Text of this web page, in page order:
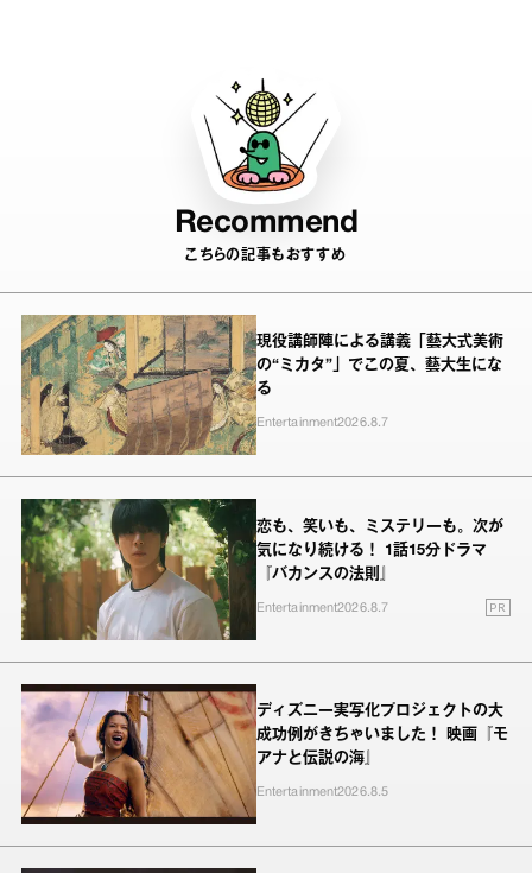
Recommend
こちらの記事もおすすめ
現役講師陣による講義「藝大式美術
の“ミカタ”」でこの夏、藝大生にな
る
Entertainment2026.8.7
恋も、笑いも、ミステリーも。次が
気になり続ける！ 1話15分ドラマ
『バカンスの法則』
Entertainment2026.8.7 PR
ディズニー実写化プロジェクトの大
成功例がきちゃいました！ 映画『モ
アナと伝説の海』
Entertainment2026.8.5